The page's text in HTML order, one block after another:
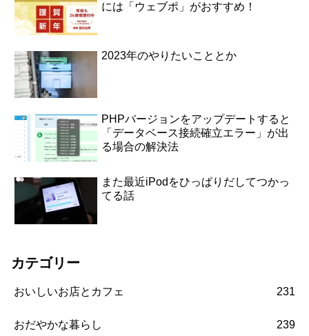
には「ウェブポ」がおすすめ！
2023年のやりたいこととか
PHPバージョンをアップデートすると
「データベース接続確立エラー」が出
る場合の解決法
また最近iPodをひっぱりだしてつかっ
てる話
カテゴリー
おいしいお店とカフェ 231
おだやかな暮らし 239